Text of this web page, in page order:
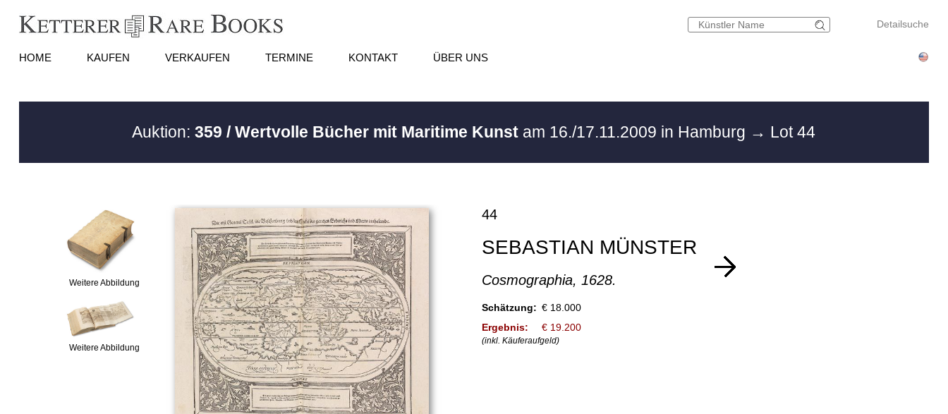
Detailsuche
HOME KAUFEN VERKAUFEN TERMINE KONTAKT ÜBER UNS
Auktion:359 / Wertvolle Bücher mit Maritime Kunst am 16./17.11.2009 in Hamburg → Lot 44
Weitere Abbildung
Weitere Abbildung
44
SEBASTIAN MÜNSTER
Cosmographia, 1628.
Schätzung: € 18.000
Ergebnis:
€ 19.200
(inkl. Käuferaufgeld)